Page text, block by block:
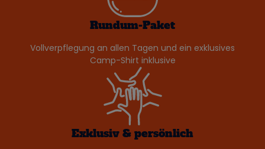
Rundum-Paket
Vollverpflegung an allen Tagen und ein exklusives
Camp-Shirt inklusive
Exklusiv & persönlich